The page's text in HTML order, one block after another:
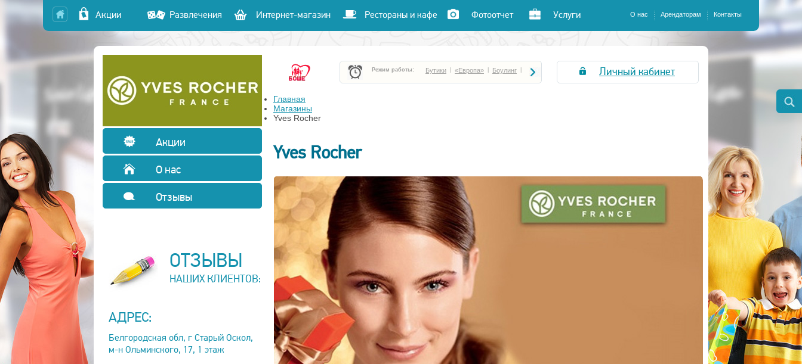
Акции Развлечения Интернет-магазин Рестораны и кафе Фотоотчет Услуги О нас Арендаторам Контакты
Акции
О нас
Отзывы
ОТЗЫВЫ
НАШИХ КЛИЕНТОВ:
АДРЕС:
Белгородская обл, г Старый Оскол,
м-н Ольминского, 17, 1 этаж
Режим работы: Бутики «Европа» Боулинг Личный кабинет
Главная
Магазины
Yves Rocher
Yves Rocher